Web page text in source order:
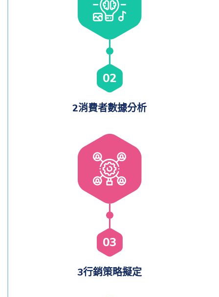
02
2消費者數據分析
03
3行銷策略擬定